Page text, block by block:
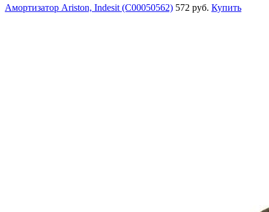
Амортизатор Ariston, Indesit (C00050562) 572 руб. Купить